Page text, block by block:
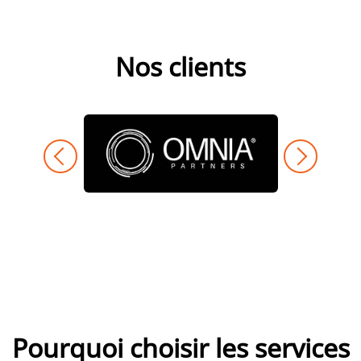
Nos clients
Pourquoi choisir les services